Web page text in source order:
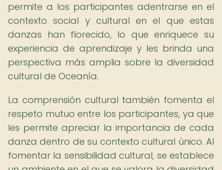
permite a los participantes adentrarse en el
contexto social y cultural en el que estas
danzas han florecido, lo que enriquece su
experiencia de aprendizaje y les brinda una
perspectiva más amplia sobre la diversidad
cultural de Oceanía.
La comprensión cultural también fomenta el
respeto mutuo entre los participantes, ya que
les permite apreciar la importancia de cada
danza dentro de su contexto cultural único. Al
fomentar la sensibilidad cultural, se establece